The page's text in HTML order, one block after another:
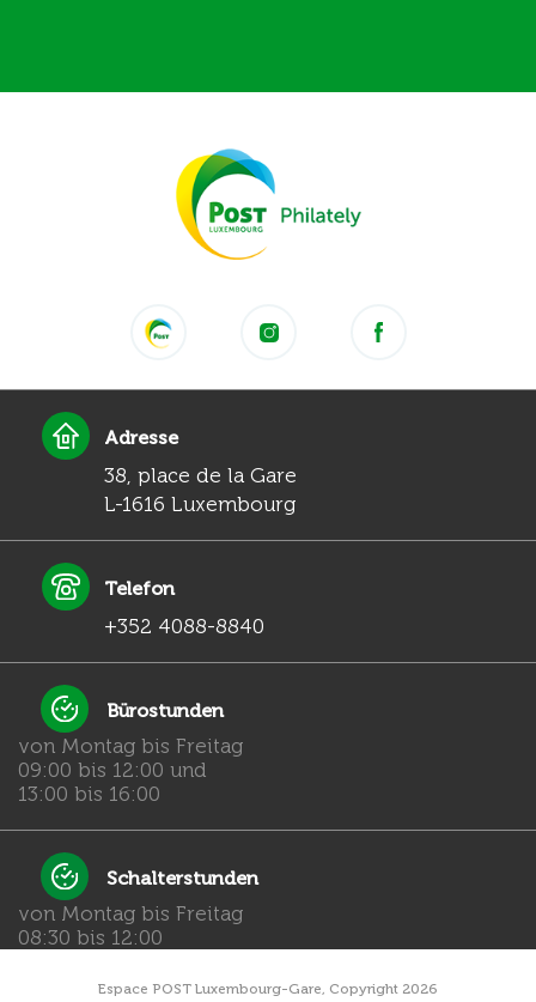
Adresse
38, place de la Gare
L-1616 Luxembourg
Telefon
+352 4088-8840
Bürostunden
von Montag bis Freitag
09:00 bis 12:00 und
13:00 bis 16:00
Schalterstunden
von Montag bis Freitag
08:30 bis 12:00